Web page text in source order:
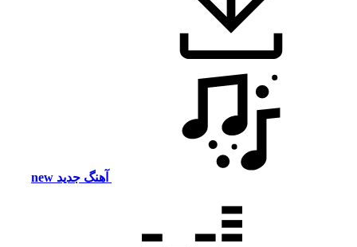
آهنگ جدید new